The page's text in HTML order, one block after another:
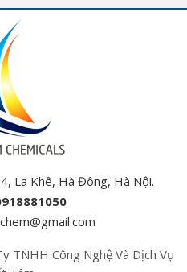
La Khê, Hà Đông, Hà Nội.
TNHH Công Nghệ Và Dịch Vụ